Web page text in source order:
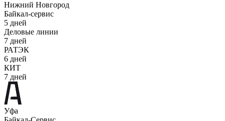
Нижний Новгород
Байкал-сервис
5 дней
Деловые линии
7 дней
РАТЭК
6 дней
КИТ
7 дней
Уфа